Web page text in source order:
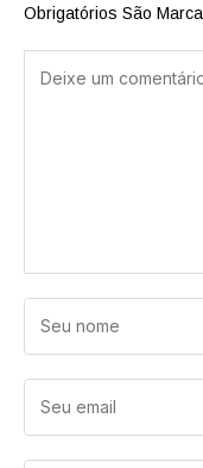
Obrigatórios São